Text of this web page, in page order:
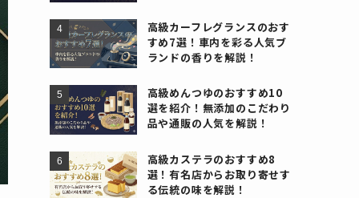
高級カーフレグランスのおす
すめ7選！車内を彩る人気ブ
ランドの香りを解説！
高級めんつゆのおすすめ10
選を紹介！無添加のこだわり
品や通販の人気を解説！
高級カステラのおすすめ8
選！有名店からお取り寄せす
る伝統の味を解説！